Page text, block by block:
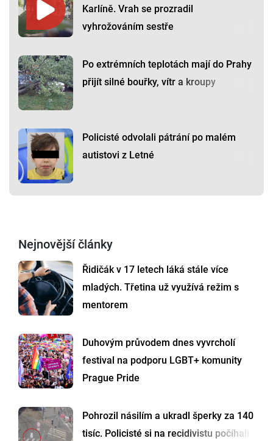
Karlíně. Vrah se prozradil
vyhrožováním sestře
Po extrémních teplotách mají do Prahy
přijít silné bouřky, vítr a kroupy
Policisté odvolali pátrání po malém
autistovi z Letné
Nejnovější články
Řidičák v 17 letech láká stále více
mladých. Třetina už využívá režim s
mentorem
Duhovým průvodem dnes vyvrcholí
festival na podporu LGBT+ komunity
Prague Pride
Pohrozil násilím a ukradl šperky za 140
tisíc. Policisté si na recidivistu počíhali